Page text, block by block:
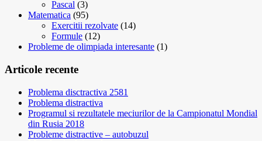
Pascal (3)
Matematica (95)
Exercitii rezolvate (14)
Formule (12)
Probleme de olimpiada interesante (1)
Articole recente
Problema disctractiva 2581
Problema distractiva
Programul si rezultatele meciurilor de la Campionatul Mondial
din Rusia 2018
Probleme distractive – autobuzul